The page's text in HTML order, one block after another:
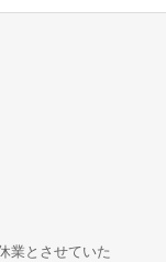
業とさせていた